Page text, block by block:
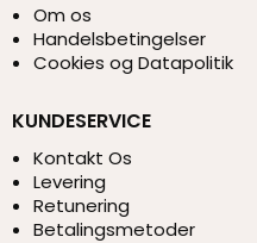
Om os
Handelsbetingelser
Cookies og Datapolitik
KUNDESERVICE
Kontakt Os
Levering
Retunering
Betalingsmetoder